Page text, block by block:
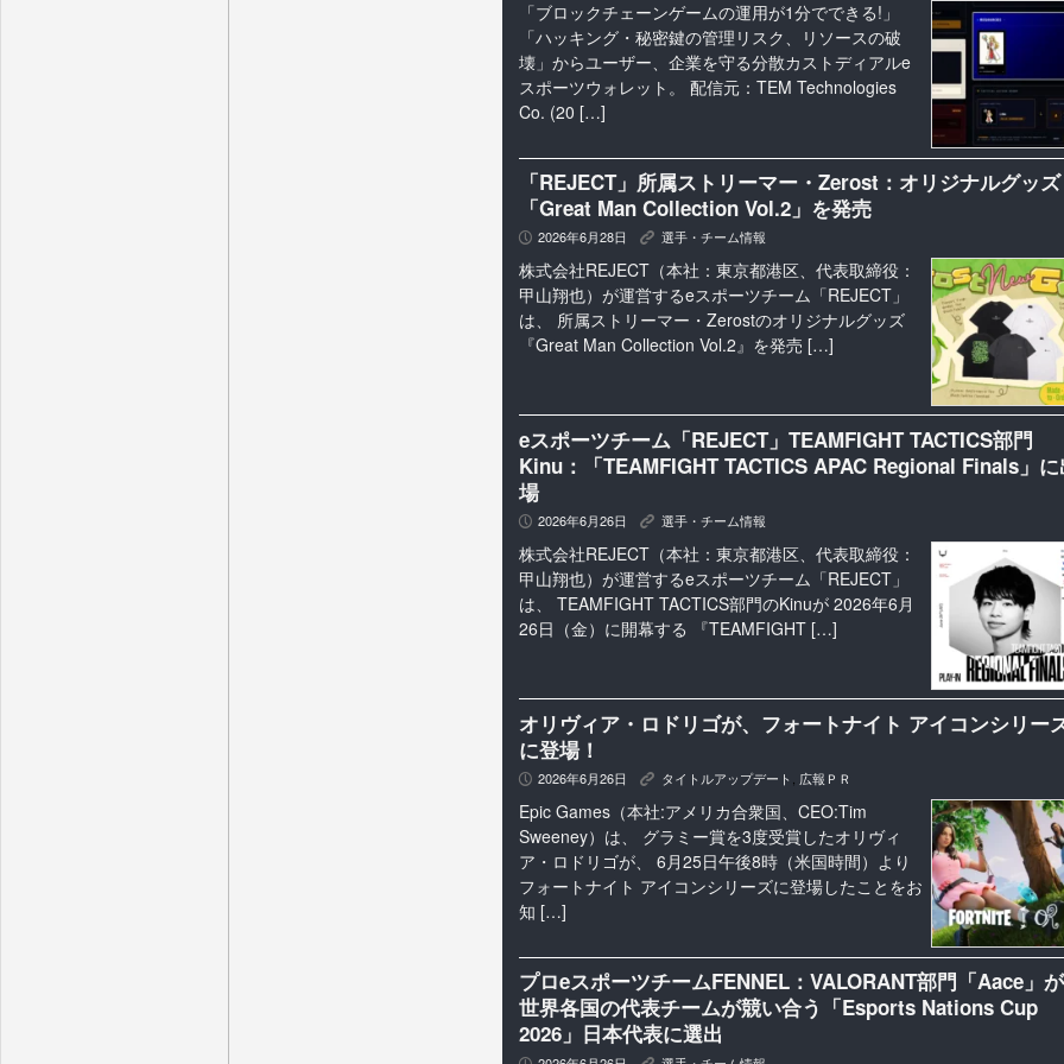
「ブロックチェーンゲームの運用が1分でできる!」
「ハッキング・秘密鍵の管理リスク、リソースの破
壊」からユーザー、企業を守る分散カストディアルe
スポーツウォレット。 配信元：TEM Technologies
Co. (20 […]
「REJECT」所属ストリーマー・Zerost：オリジナルグッズ
「Great Man Collection Vol.2」を発売
P 2026年6月28日 K 選手・チーム情報
株式会社REJECT（本社：東京都港区、代表取締役：
甲山翔也）が運営するeスポーツチーム「REJECT」
は、 所属ストリーマー・Zerostのオリジナルグッズ
『Great Man Collection Vol.2』を発売 […]
eスポーツチーム「REJECT」TEAMFIGHT TACTICS部門
Kinu：「TEAMFIGHT TACTICS APAC Regional Finals」
場
P 2026年6月26日 K 選手・チーム情報
株式会社REJECT（本社：東京都港区、代表取締役：
甲山翔也）が運営するeスポーツチーム「REJECT」
は、 TEAMFIGHT TACTICS部門のKinuが 2026年6月
26日（金）に開幕する 『TEAMFIGHT […]
オリヴィア・ロドリゴが、フォートナイト アイコンシリー
に登場！
P 2026年6月26日 K タイトルアップデート 広報ＰＲ
Epic Games（本社:アメリカ合衆国、CEO:Tim
Sweeney）は、 グラミー賞を3度受賞したオリヴィ
ア・ロドリゴが、 6月25日午後8時（米国時間）より
フォートナイト アイコンシリーズに登場したことをお
知 […]
プロeスポーツチームFENNEL：VALORANT部門「Aace」が
世界各国の代表チームが競い合う「Esports Nations Cup
2026」日本代表に選出